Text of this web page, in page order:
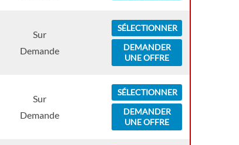
Sur
Demande
SÉLECTIONNER
DEMANDER
UNE OFFRE
Sur
Demande
SÉLECTIONNER
DEMANDER
UNE OFFRE